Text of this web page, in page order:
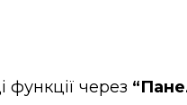
функції через